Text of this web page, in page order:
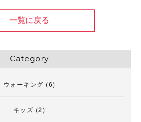
一覧に戻る
Category
ウォーキング (6)
キッズ (2)